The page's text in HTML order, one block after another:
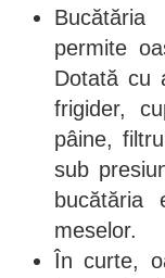
permite
Dotată cu
frigider,
pâine,
sub
bucătăria
meselor.
În curte,